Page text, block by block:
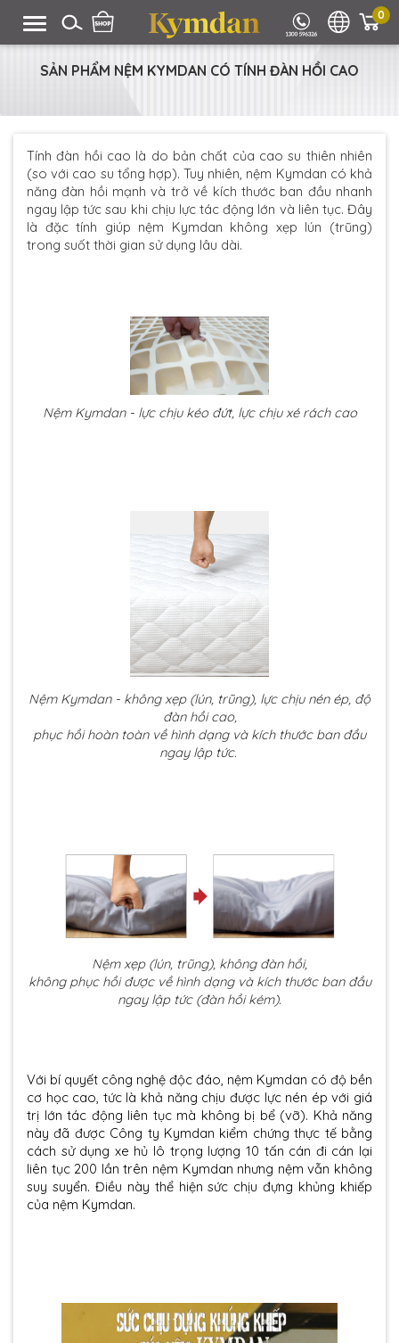
0
SẢN PHẨM NỆM KYMDAN CÓ TÍNH ĐÀN HỒI CAO
Tính đàn hồi cao là do bản chất của cao su thiên nhiên
(so với cao su tổng hợp). Tuy nhiên, nệm Kymdan có khả
năng đàn hồi mạnh và trở về kích thước ban đầu nhanh
ngay lập tức sau khi chịu lực tác động lớn và liên tục. Đây
là đặc tính giúp nệm Kymdan không xẹp lún (trũng)
trong suốt thời gian sử dụng lâu dài.
Nệm Kymdan - lực chịu kéo đứt, lực chịu xé rách cao
Nệm Kymdan - không xẹp (lún, trũng), lực chịu nén ép, độ
đàn hồi cao,
phục hồi hoàn toàn về hình dạng và kích thước ban đầu
ngay lập tức.
Nệm xẹp (lún, trũng), không đàn hồi,
không phục hồi được về hình dạng và kích thước ban đầu
ngay lập tức (đàn hồi kém).
Với bí quyết công nghệ độc đáo, nệm Kymdan có độ bền
cơ học cao, tức là khả năng chịu được lực nén ép với giá
trị lớn tác động liên tục mà không bị bể (vỡ). Khả năng
này đã được Công ty Kymdan kiểm chứng thực tế bằng
cách sử dụng xe hủ lô trọng lượng 10 tấn cán đi cán lại
liên tục 200 lần trên nệm Kymdan nhưng nệm vẫn không
suy suyển. Điều này thể hiện sức chịu đựng khủng khiếp
của nệm Kymdan.